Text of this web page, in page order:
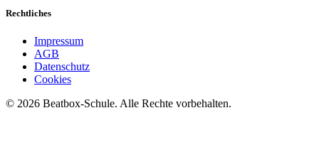
Rechtliches
Impressum
AGB
Datenschutz
Cookies
© 2026 Beatbox-Schule. Alle Rechte vorbehalten.